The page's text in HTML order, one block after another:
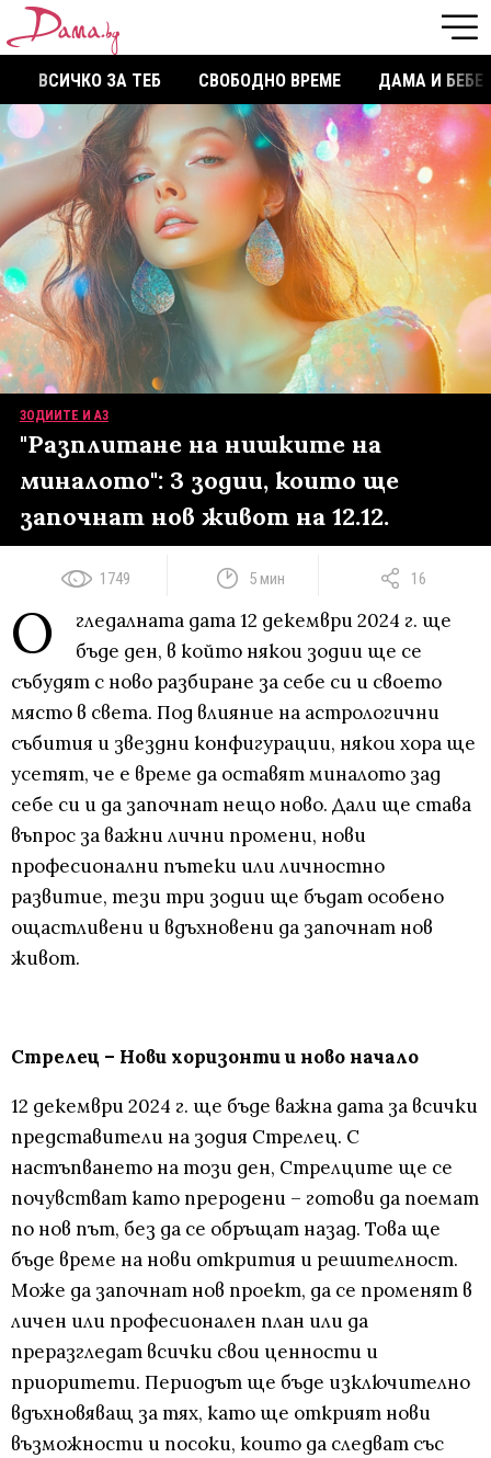
ВСИЧКО ЗА ТЕБ СВОБОДНО ВРЕМЕ ДАМА И БЕБЕ
ЗОДИИТЕ И АЗ
"Разплитане на нишките на
миналото": 3 зодии, които ще
започнат нов живот на 12.12.
1749 5 мин 16
О
гледалната дата 12 декември 2024 г. ще
бъде ден, в който някои зодии ще се
събудят с ново разбиране за себе си и своето
място в света. Под влияние на астрологични
събития и звездни конфигурации, някои хора ще
усетят, че е време да оставят миналото зад
себе си и да започнат нещо ново. Дали ще става
въпрос за важни лични промени, нови
професионални пътеки или личностно
развитие, тези три зодии ще бъдат особено
ощастливени и вдъхновени да започнат нов
живот.
Стрелец – Нови хоризонти и ново начало
12 декември 2024 г. ще бъде важна дата за всички
представители на зодия Стрелец. С
настъпването на този ден, Стрелците ще се
почувстват като преродени – готови да поемат
по нов път, без да се обръщат назад. Това ще
бъде време на нови открития и решителност.
Може да започнат нов проект, да се променят в
личен или професионален план или да
преразгледат всички свои ценности и
приоритети. Периодът ще бъде изключително
вдъхновяващ за тях, като ще открият нови
възможности и посоки, които да следват със